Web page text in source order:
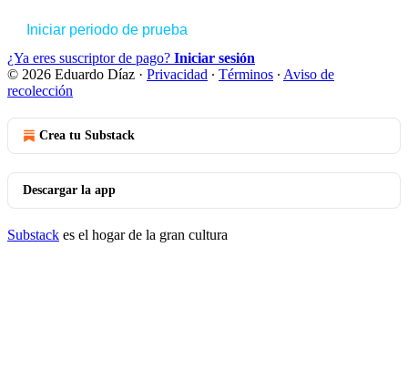
Iniciar periodo de prueba
¿Ya eres suscriptor de pago? Iniciar sesión
© 2026 Eduardo Díaz · Privacidad ∙ Términos ∙ Aviso de
recolección
Crea tu Substack
Descargar la app
Substack es el hogar de la gran cultura